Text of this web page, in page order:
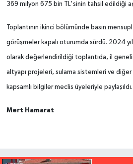
369 milyon 675 bin TL'sinin tahsil edildiği
Toplantının ikinci bölümünde basın
görüşmeler kapalı oturumda sürdü. 2024
olarak değerlendirildiği toplantıda, il
altyapı projeleri, sulama sistemleri ve
kapsamlı bilgiler meclis üyeleriyle paylaşıldı.
Mert Hamarat